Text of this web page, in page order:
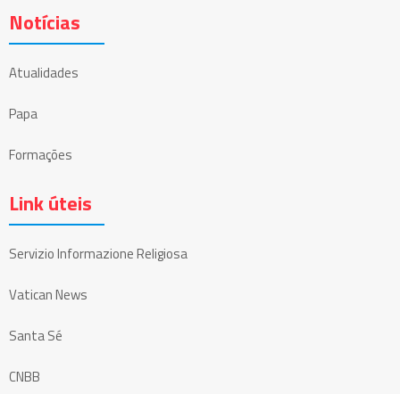
Notícias
Atualidades
Papa
Formações
Link úteis
Servizio Informazione Religiosa
Vatican News
Santa Sé
CNBB